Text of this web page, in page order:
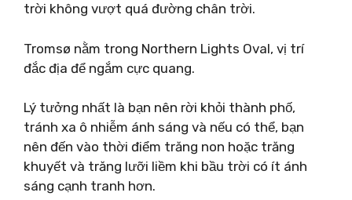
trời không vượt quá đường chân trời.
Tromsø nằm trong Northern Lights Oval, vị trí
đắc địa để ngắm cực quang.
Lý tưởng nhất là bạn nên rời khỏi thành phố,
tránh xa ô nhiễm ánh sáng và nếu có thể, bạn
nên đến vào thời điểm trăng non hoặc trăng
khuyết và trăng lưỡi liềm khi bầu trời có ít ánh
sáng cạnh tranh hơn.